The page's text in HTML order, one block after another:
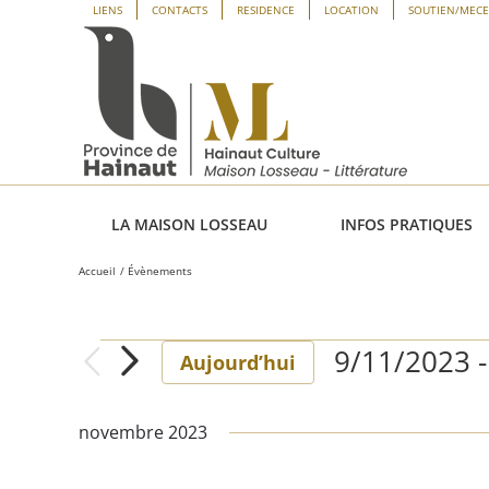
Panneau de gestion des cookies
LIENS CONTACTS RESIDENCE LOCATION SOUTIEN/
LA MAISON LOSSEAU INFOS PRATIQUES
Accueil Évènements
Évènements
Aujourd’hui 9/11/2023 -
une
novembre 2023